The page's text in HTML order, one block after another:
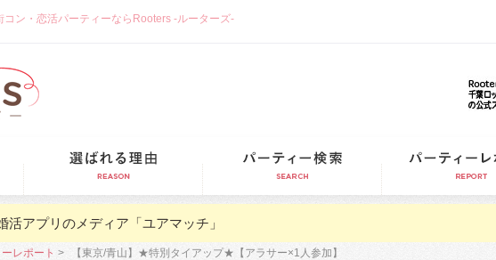
ン・恋活パーティーならRooters -ルーターズ-
活アプリのメディア「ユアマッチ」
レポート 【東京/青山】★特別タイアップ★【アラサー×1人参加】